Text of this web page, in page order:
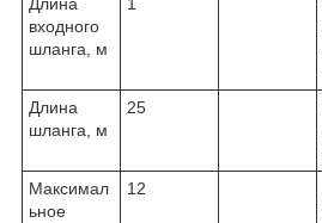
Длина
входного
шланга, м
1
Длина
шланга, м
25
Максимал
ьное
12